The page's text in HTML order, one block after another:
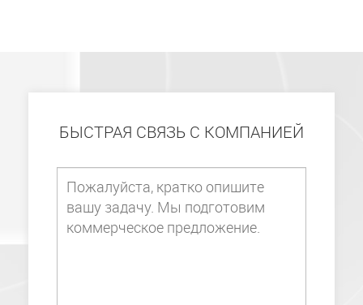
БЫСТРАЯ СВЯЗЬ С КОМПАНИЕЙ